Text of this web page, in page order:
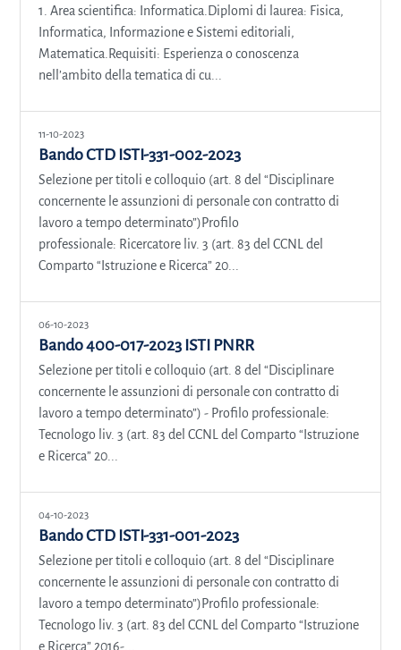
1. Area scientifica: Informatica.Diplomi di laurea: Fisica,
Informatica, Informazione e Sistemi editoriali,
Matematica.Requisiti: Esperienza o conoscenza
nell’ambito della tematica di cu...
11-10-2023
Bando CTD ISTI-331-002-2023
Selezione per titoli e colloquio (art. 8 del “Disciplinare
concernente le assunzioni di personale con contratto di
lavoro a tempo determinato”)Profilo
professionale: Ricercatore liv. 3 (art. 83 del CCNL del
Comparto “Istruzione e Ricerca” 20...
06-10-2023
Bando 400-017-2023 ISTI PNRR
Selezione per titoli e colloquio (art. 8 del “Disciplinare
concernente le assunzioni di personale con contratto di
lavoro a tempo determinato”) - Profilo professionale:
Tecnologo liv. 3 (art. 83 del CCNL del Comparto “Istruzione
e Ricerca” 20...
04-10-2023
Bando CTD ISTI-331-001-2023
Selezione per titoli e colloquio (art. 8 del “Disciplinare
concernente le assunzioni di personale con contratto di
lavoro a tempo determinato”)Profilo professionale:
Tecnologo liv. 3 (art. 83 del CCNL del Comparto “Istruzione
e Ricerca” 2016-...